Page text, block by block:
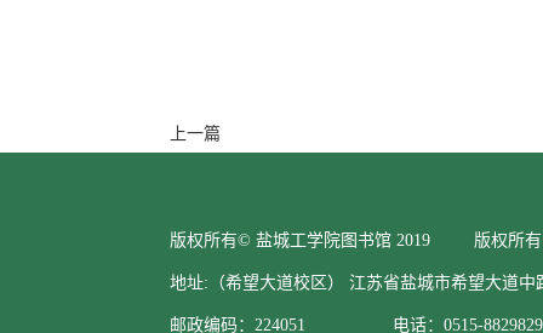
上一篇
版权所有© 盐城工学院图书馆 2019 版权所有
地址:（希望大道校区） 江苏省盐城市希望大道
邮政编码：224051 电话：0515-